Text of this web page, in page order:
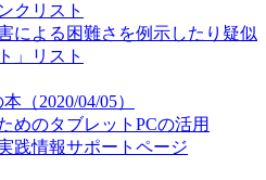
クリスト
による困難さを例示したり疑似
」リスト
（2020/04/05）
めのタブレットPCの活用
践情報サポートページ